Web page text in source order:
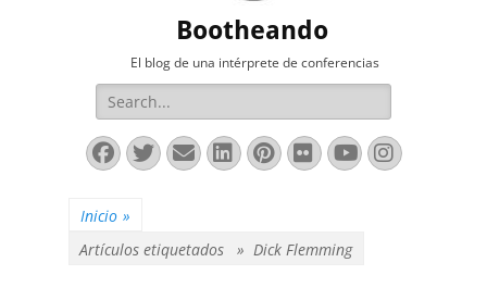
Bootheando
El blog de una intérprete de conferencias
Buscar:
Facebook
Twitter
Correo
electrónico
LinkedIn
Pinterest
FlickrYouTube
Inicio »
Artículos etiquetados » Dick Flemming